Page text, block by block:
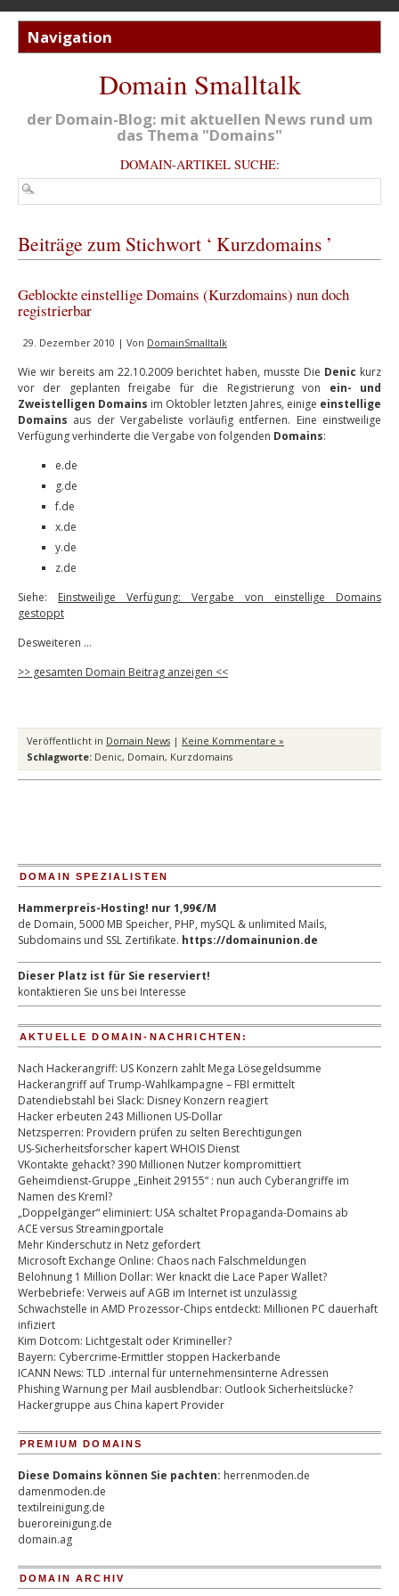
Domain Smalltalk
der Domain-Blog: mit aktuellen News rund um
das Thema "Domains"
DOMAIN-ARTIKEL SUCHE:
Beiträge zum Stichwort ‘ Kurzdomains ’
Geblockte einstellige Domains (Kurzdomains) nun doch
registrierbar
29. Dezember 2010 | Von DomainSmalltalk
Wie wir bereits am 22.10.2009 berichtet haben, musste Die Denic kurz
vor der geplanten freigabe für die Registrierung von ein- und
Zweistelligen Domains im Oktobler letzten Jahres, einige einstellige
Domains aus der Vergabeliste vorläufig entfernen. Eine einstweilige
Verfügung verhinderte die Vergabe von folgenden Domains:
e.de
g.de
f.de
x.de
y.de
z.de
Siehe: Einstweilige Verfügung: Vergabe von einstellige Domains
gestoppt
Desweiteren …
>> gesamten Domain Beitrag anzeigen <<
Veröffentlicht in Domain News | Keine Kommentare »
Schlagworte: Denic, Domain, Kurzdomains
DOMAIN SPEZIALISTEN
Hammerpreis-Hosting! nur 1,99€/M
de Domain, 5000 MB Speicher, PHP, mySQL & unlimited Mails,
Subdomains und SSL Zertifikate. https://domainunion.de
Dieser Platz ist für Sie reserviert!
kontaktieren Sie uns bei Interesse
AKTUELLE DOMAIN-NACHRICHTEN:
Nach Hackerangriff: US Konzern zahlt Mega Lösegeldsumme
Hackerangriff auf Trump-Wahlkampagne – FBI ermittelt
Datendiebstahl bei Slack: Disney Konzern reagiert
Hacker erbeuten 243 Millionen US-Dollar
Netzsperren: Providern prüfen zu selten Berechtigungen
US-Sicherheitsforscher kapert WHOIS Dienst
VKontakte gehackt? 390 Millionen Nutzer kompromittiert
Geheimdienst-Gruppe „Einheit 29155“ : nun auch Cyberangriffe im
Namen des Kreml?
„Doppelgänger“ eliminiert: USA schaltet Propaganda-Domains ab
ACE versus Streamingportale
Mehr Kinderschutz in Netz gefordert
Microsoft Exchange Online: Chaos nach Falschmeldungen
Belohnung 1 Million Dollar: Wer knackt die Lace Paper Wallet?
Werbebriefe: Verweis auf AGB im Internet ist unzulässig
Schwachstelle in AMD Prozessor-Chips entdeckt: Millionen PC dauerhaft
infiziert
Kim Dotcom: Lichtgestalt oder Krimineller?
Bayern: Cybercrime-Ermittler stoppen Hackerbande
ICANN News: TLD .internal für unternehmensinterne Adressen
Phishing Warnung per Mail ausblendbar: Outlook Sicherheitslücke?
Hackergruppe aus China kapert Provider
PREMIUM DOMAINS
Diese Domains können Sie pachten: herrenmoden.de
damenmoden.de
textilreinigung.de
bueroreinigung.de
domain.ag
DOMAIN ARCHIV